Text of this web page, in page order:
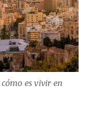
es vivir en